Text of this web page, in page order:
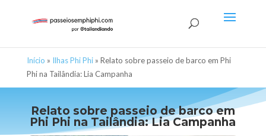
Início » Ilhas Phi Phi» Relato sobre passeio de barco em Phi
Phi na Tailândia: Lia Campanha
Relato sobre passeio de barco em
Phi Phi na Tailândia: Lia Campanha